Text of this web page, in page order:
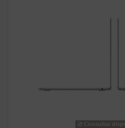
Consultar